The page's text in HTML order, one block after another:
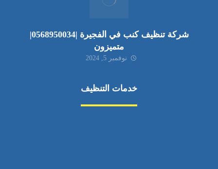
شركة تنظيف كنب في الفجيرة |0568950034|
متميزون
نوفمبر 5, 2024
خدمات التنظيف